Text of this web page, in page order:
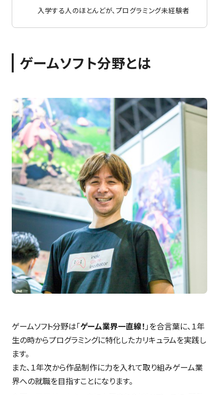
入学する人のほとんどが、プログラミング未経験者
ゲームソフト分野とは
ゲームソフト分野は「ゲーム業界一直線！」を合言葉に、１年
生の時からプログラミングに特化したカリキュラムを実践し
ます。
また、１年次から作品制作に力を入れて取り組みゲーム業
界への就職を目指すことになります。